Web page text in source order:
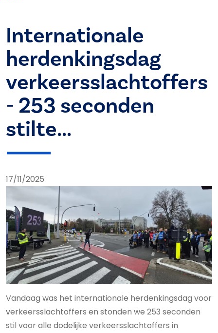
Internationale
herdenkingsdag
verkeersslachtoffers
- 253 seconden
stilte...
17/11/2025
Vandaag was het internationale herdenkingsdag voor
verkeersslachtoffers en stonden we 253 seconden
stil voor alle dodelijke verkeersslachtoffers in